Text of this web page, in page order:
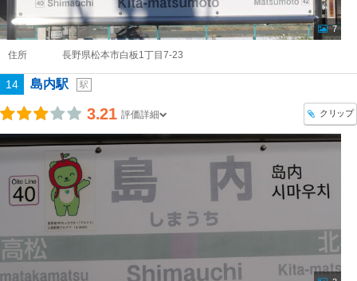
7
住所 長野県松本市白板1丁目7-23
14 島内駅 駅
3.21 評価詳細 クリップ